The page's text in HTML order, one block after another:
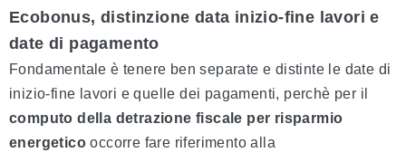
Ecobonus, distinzione data inizio-fine lavori e
date di pagamento
Fondamentale è tenere ben separate e distinte le date di
inizio-fine lavori e quelle dei pagamenti, perchè per il
computo della detrazione fiscale per risparmio
energetico occorre fare riferimento alla